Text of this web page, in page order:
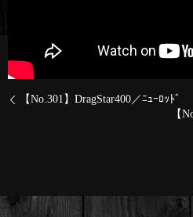
【No.301】DragStar400／ﾆｭｰﾛｯﾄﾞ
【